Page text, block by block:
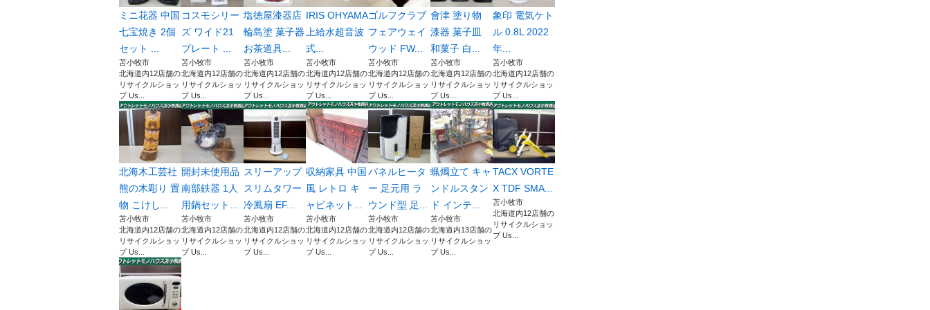
ミニ花器 中国
七宝焼き 2個
セット ...
苫小牧市
北海道内12店舗の
リサイクルショッ
プ Us...
コスモシリー
ズ ワイド21
プレート ...
苫小牧市
北海道内12店舗の
リサイクルショッ
プ Us...
塩徳屋漆器店
輪島塗 菓子器
お茶道具...
苫小牧市
北海道内12店舗の
リサイクルショッ
プ Us...
IRIS OHYAMA
上給水超音波
式...
苫小牧市
北海道内12店舗の
リサイクルショッ
プ Us...
ゴルフクラブ
フェアウェイ
ウッド FW...
苫小牧市
北海道内12店舗の
リサイクルショッ
プ Us...
會津 塗り物
漆器 菓子皿
和菓子 白...
苫小牧市
北海道内12店舗の
リサイクルショッ
プ Us...
象印 電気ケト
ル 0.8L 2022
年...
苫小牧市
北海道内12店舗の
リサイクルショッ
プ Us...
北海木工芸社
熊の木彫り 置
物 こけし...
苫小牧市
北海道内12店舗の
リサイクルショッ
プ Us...
開封未使用品
南部鉄器 1人
用鍋セット...
苫小牧市
北海道内12店舗の
リサイクルショッ
プ Us...
スリーアップ
スリムタワー
冷風扇 EF...
苫小牧市
北海道内12店舗の
リサイクルショッ
プ Us...
収納家具 中国
風 レトロ キ
ャビネット...
苫小牧市
北海道内12店舗の
リサイクルショッ
プ Us...
パネルヒータ
ー 足元用 ラ
ウンド型 足...
苫小牧市
北海道内12店舗の
リサイクルショッ
プ Us...
蝋燭立て キャ
ンドルスタン
ド インテ...
苫小牧市
北海道内13店舗の
リサイクルショッ
プ Us...
TACX VORTE
X TDF SMA...
苫小牧市
北海道内12店舗の
リサイクルショッ
プ Us...